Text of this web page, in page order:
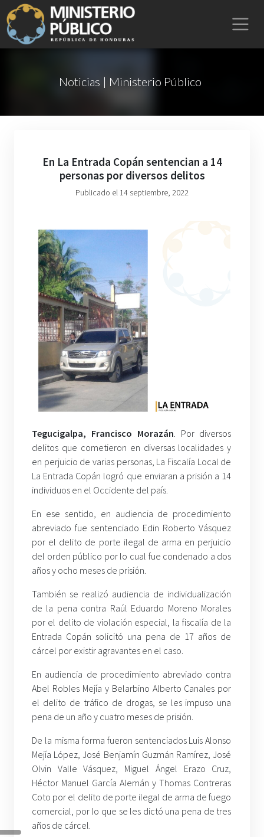
Noticias | Ministerio Público
En La Entrada Copán sentencian a 14
personas por diversos delitos
Publicado el 14 septiembre, 2022
Tegucigalpa, Francisco Morazán. Por diversos
delitos que cometieron en diversas localidades y
en perjuicio de varias personas, La Fiscalía Local de
La Entrada Copán logró que enviaran a prisión a 14
individuos en el Occidente del país.
En ese sentido, en audiencia de procedimiento
abreviado fue sentenciado Edin Roberto Vásquez
por el delito de porte ilegal de arma en perjuicio
del orden público por lo cual fue condenado a dos
años y ocho meses de prisión.
También se realizó audiencia de individualización
de la pena contra Raúl Eduardo Moreno Morales
por el delito de violación especial, la fiscalía de la
Entrada Copán solicitó una pena de 17 años de
cárcel por existir agravantes en el caso.
En audiencia de procedimiento abreviado contra
Abel Robles Mejía y Belarbino Alberto Canales por
el delito de tráfico de drogas, se les impuso una
pena de un año y cuatro meses de prisión.
De la misma forma fueron sentenciados Luis Alonso
Mejía López, José Benjamín Guzmán Ramírez, José
Olvin Valle Vásquez, Miguel Ángel Erazo Cruz,
Héctor Manuel García Alemán y Thomas Contreras
Coto por el delito de porte ilegal de arma de fuego
comercial, por lo que se les dictó una pena de tres
años de cárcel.